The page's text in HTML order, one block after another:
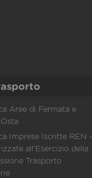
Aree di Fermata e
Imprese Iscritte REN -
all'Esercizio della
Trasporto